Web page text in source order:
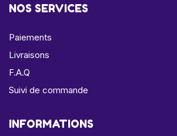
NOS SERVICES
Paiements
Livraisons
F.A.Q
Suivi de commande
INFORMATIONS